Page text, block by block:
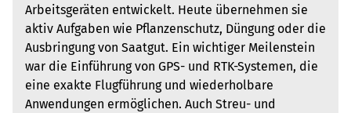
Arbeitsgeräten entwickelt. Heute übernehmen sie
aktiv Aufgaben wie Pflanzenschutz, Düngung oder die
Ausbringung von Saatgut. Ein wichtiger Meilenstein
war die Einführung von GPS- und RTK-Systemen, die
eine exakte Flugführung und wiederholbare
Anwendungen ermöglichen. Auch Streu- und